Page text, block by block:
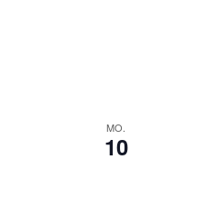
MO.
10